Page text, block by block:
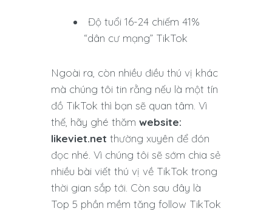
Độ tuổi 16-24 chiếm 41%
“dân cư mạng” TikTok
Ngoài ra, còn nhiều điều thú vị khác
mà chúng tôi tin rằng nếu là một tín
đồ TikTok thì bạn sẽ quan tâm. Vì
thế, hãy ghé thăm website:
likeviet.net thường xuyên để đón
đọc nhé. Vì chúng tôi sẽ sớm chia sẻ
nhiều bài viết thú vị về TikTok trong
thời gian sắp tới. Còn sau đây là
Top 5 phần mềm tăng follow TikTok